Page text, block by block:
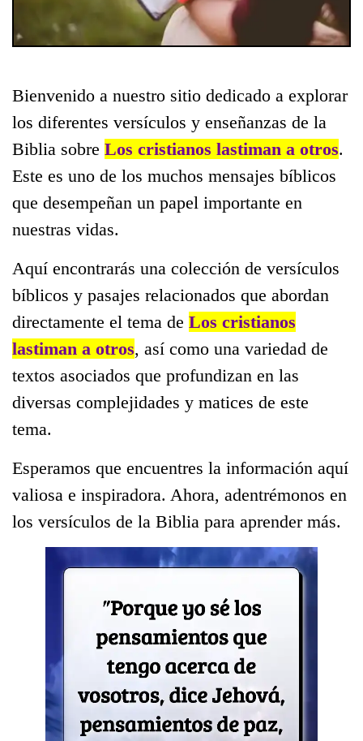
Bienvenido a nuestro sitio dedicado a explorar
los diferentes versículos y enseñanzas de la
Biblia sobre Los cristianos lastiman a otros.
Este es uno de los muchos mensajes bíblicos
que desempeñan un papel importante en
nuestras vidas.
Aquí encontrarás una colección de versículos
bíblicos y pasajes relacionados que abordan
directamente el tema de Los cristianos
lastiman a otros, así como una variedad de
textos asociados que profundizan en las
diversas complejidades y matices de este
tema.
Esperamos que encuentres la información aquí
valiosa e inspiradora. Ahora, adentrémonos en
los versículos de la Biblia para aprender más.